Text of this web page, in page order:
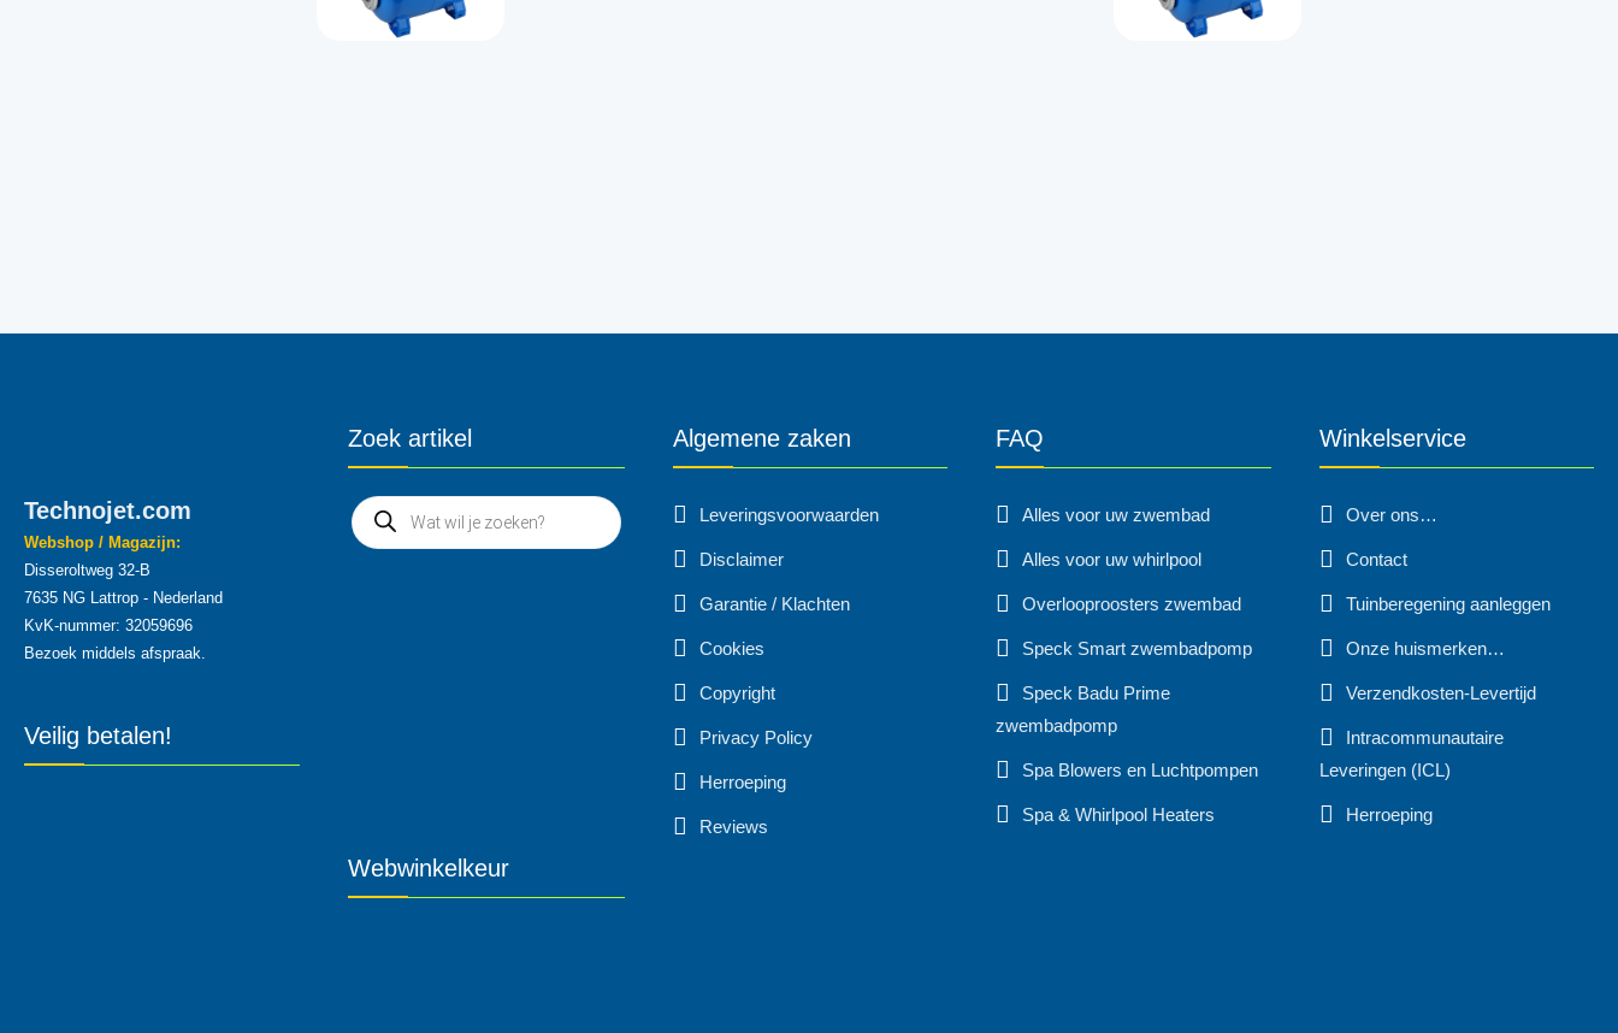
Technojet.com
Webshop / Magazijn:
Disseroltweg 32-B
7635 NG Lattrop - Nederland
KvK-nummer: 32059696
Bezoek middels afspraak.
Veilig betalen!
Zoek artikel
Webwinkelkeur
Algemene zaken
Leveringsvoorwaarden
Disclaimer
Garantie / Klachten
Cookies
Copyright
Privacy Policy
Herroeping
Reviews
FAQ
Alles voor uw zwembad
Alles voor uw whirlpool
Overlooproosters zwembad
Speck Smart zwembadpomp
Speck Badu Prime
zwembadpomp
Spa Blowers en Luchtpompen
Spa & Whirlpool Heaters
Winkelservice
Over ons…
Contact
Tuinberegening aanleggen
Onze huismerken…
Verzendkosten-Levertijd
Intracommunautaire
Leveringen (ICL)
Herroeping